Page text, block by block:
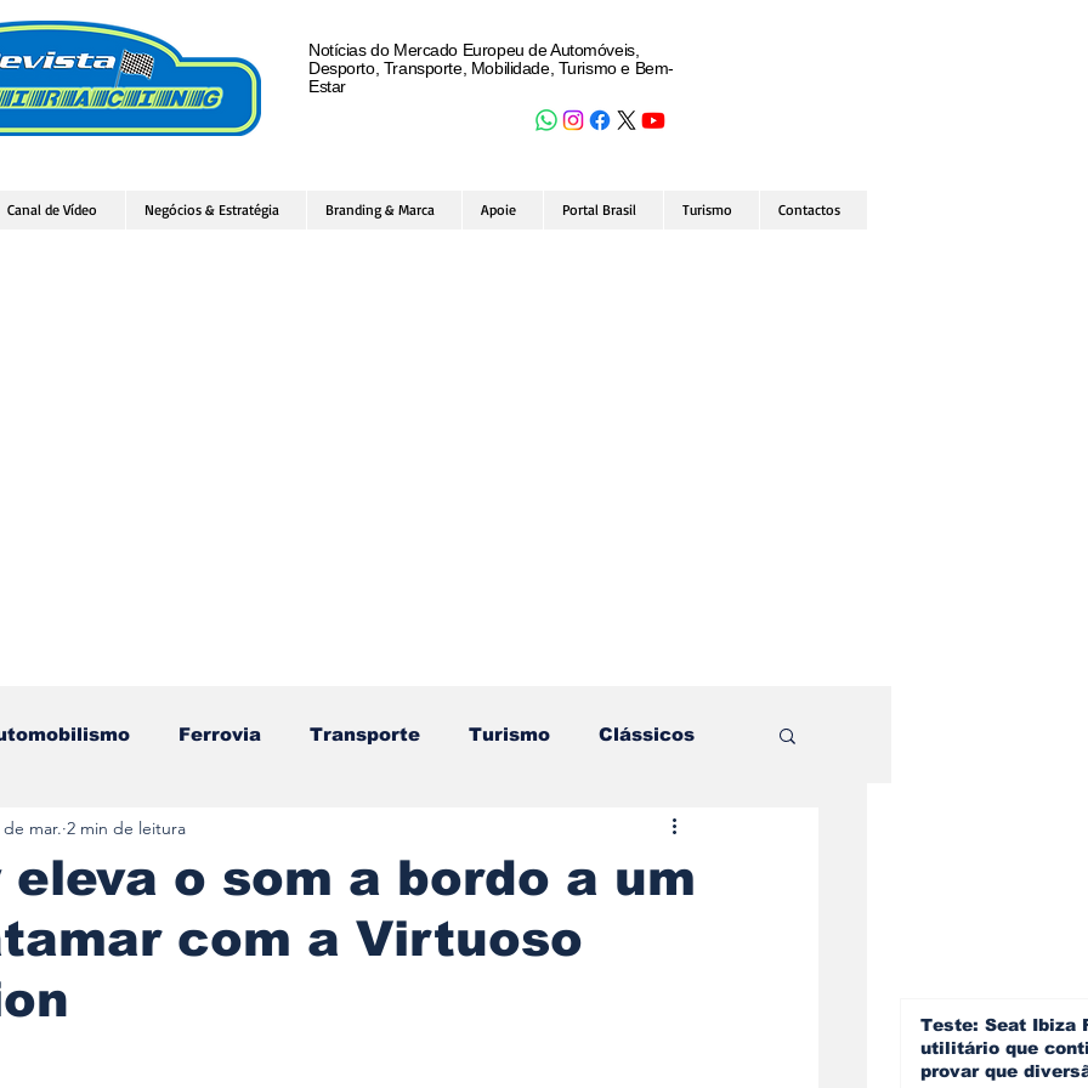
Notícias do Mercado Europeu de Automóveis,
Desporto, Transporte, Mobilidade, Turismo e Bem-
Estar
Canal de Vídeo Negócios & Estratégia Branding & Marca Apoie Portal Brasil Turismo Contactos
Ferrovia Transporte Turismo Clássicos
Motos Testes e Comparativos
Gastronomia Videojogos/Tecnologia
o som a bordo a um
com a Virtuoso
de mar. 2 min de leitura
5 estrelas.
Teste: Seat Ibiza
utilitário que
provar que